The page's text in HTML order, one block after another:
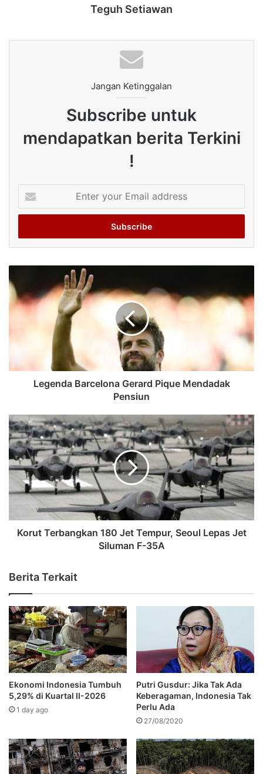
Teguh Setiawan
Jangan Ketinggalan
Subscribe untuk
mendapatkan berita Terkini
!
your
Email
Legenda Barcelona Gerard Pique Mendadak
Pensiun
Korut Terbangkan 180 Jet Tempur, Seoul Lepas Jet
Siluman F-35A
Berita Terkait
Ekonomi Indonesia Tumbuh
5,29% di Kuartal II-2026
1 day ago
Putri Gusdur: Jika Tak Ada
Keberagaman, Indonesia Tak
Perlu Ada
27/08/2020